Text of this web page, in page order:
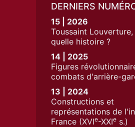
DERNIERS
15 | 2026
Toussaint
quelle histoire ?
14 | 2025
Figures
combats d'arrière-
13 | 2024
Constructions et
représentations de
France (XVIe-XXIe s.)